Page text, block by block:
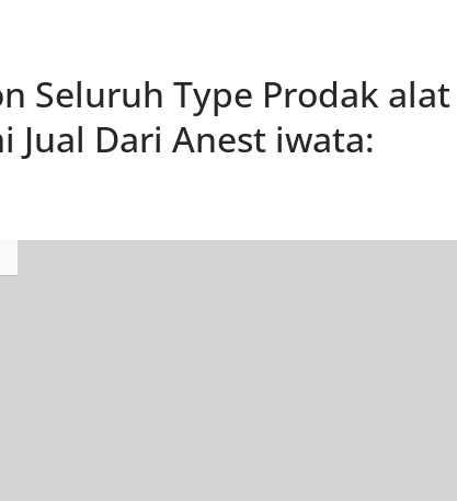
Seluruh Type Prodak alat
Jual Dari Anest iwata: